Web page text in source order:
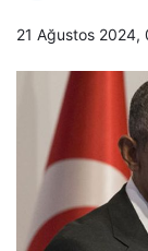
21 Ağustos 2024,